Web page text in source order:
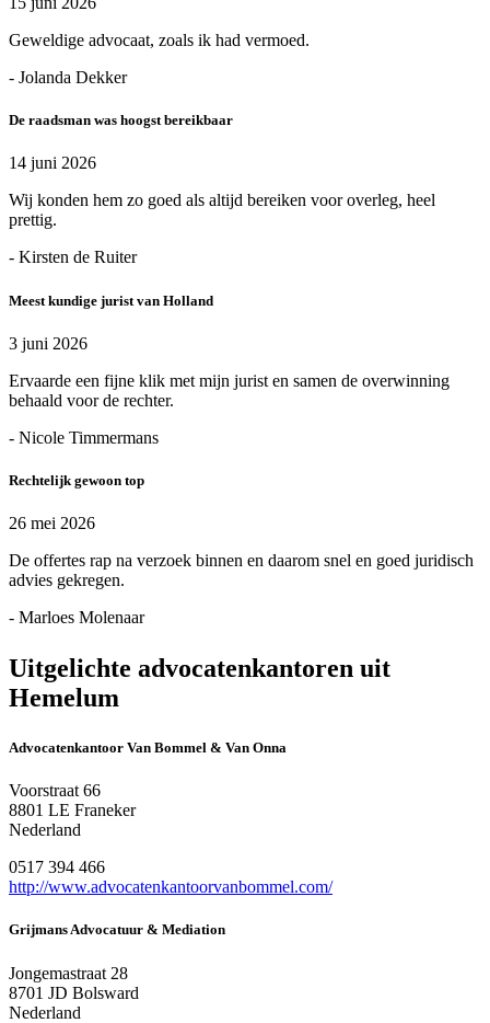
Geweldige advocaat, zoals ik had vermoed.
- Jolanda Dekker
De raadsman was hoogst bereikbaar
14 juni 2026
Wij konden hem zo goed als altijd bereiken voor overleg, heel
prettig.
- Kirsten de Ruiter
Meest kundige jurist van Holland
3 juni 2026
Ervaarde een fijne klik met mijn jurist en samen de overwinning
behaald voor de rechter.
- Nicole Timmermans
Rechtelijk gewoon top
26 mei 2026
De offertes rap na verzoek binnen en daarom snel en goed juridisch
advies gekregen.
- Marloes Molenaar
Uitgelichte advocatenkantoren uit
Hemelum
Advocatenkantoor Van Bommel & Van Onna
Voorstraat 66
8801 LE Franeker
Nederland
0517 394 466
http://www.advocatenkantoorvanbommel.com/
Grijmans Advocatuur & Mediation
Jongemastraat 28
8701 JD Bolsward
Nederland